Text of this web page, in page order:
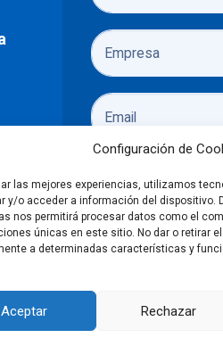
Configuración de
las mejores experiencias, utilizamos
y/o acceder a información del dispositivo.
nos permitirá procesar datos como el
únicas en este sitio. No dar o retirar
a determinadas características y
Aceptar Rechazar
He leído y
privacidad